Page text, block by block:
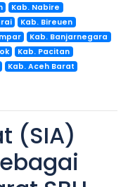
Kab. Nabire
Kab. Bireuen
Kab. Banjarnegara
Kab. Pacitan
Kab. Aceh Barat
(SIA)